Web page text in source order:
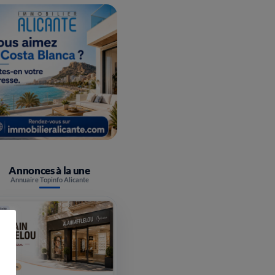
Annonces à la une
Annuaire Topinfo Alicante